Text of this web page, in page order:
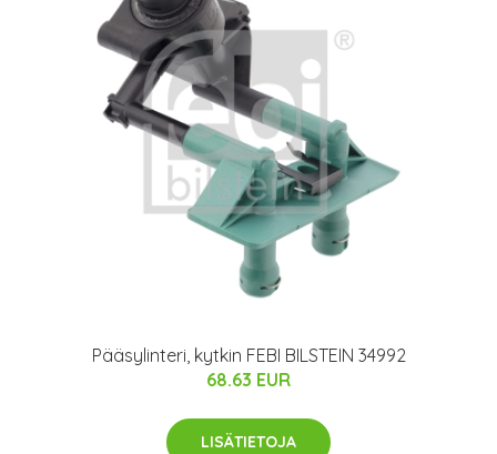
Pääsylinteri, kytkin FEBI BILSTEIN 34992
68.63 EUR
LISÄTIETOJA